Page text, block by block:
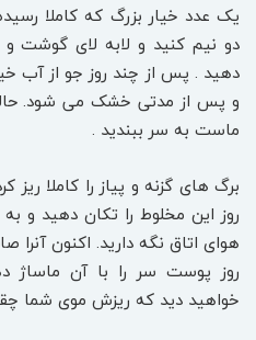
یک عدد خیار بزرگ که کاملا
دو نیم کنید و لابه لای گوشت
دهید . پس از چند روز جو از آب
و پس از مدتی خشک می شود. حالا
ماست به سر ببندید .
روز این مخلوط را تکان دهید و
هوای اتاق نگه دارید. اکنون
روز پوست سر را با آن
خواهید دید که ریزش موی شما